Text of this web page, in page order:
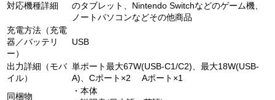
対応機種詳細
のタブレット、Nintendo Switchなどのゲーム機、
ノートパソコンなどその他商品
充電方法（充電
器／バッテリ
ー）
USB
出力詳細（モバ
イル）
単ポート最大67W(USB-C1/C2)、最大18W(USB-
A)、Cポート×2 Aポート×1
同梱物
・本体